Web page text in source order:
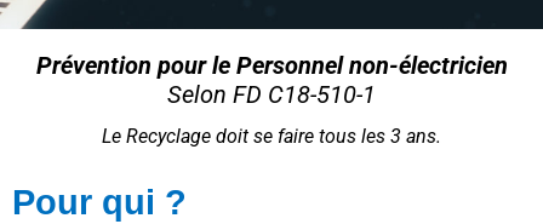
Prévention pour le Personnel non-électricien
Selon FD C18-510-1
Le Recyclage doit se faire tous les 3 ans.
Pour qui ?